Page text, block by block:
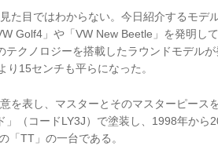
た目ではわからない。今日紹介するモデ
Golf4」や「VW New Beetle」を発明し
クノロジーを搭載したラウンドモデル
15センチも平らになった。
を表し、マスターとそのマスターピース
（コードLY3J）で塗装し、1998年から
「TT」の一台である。